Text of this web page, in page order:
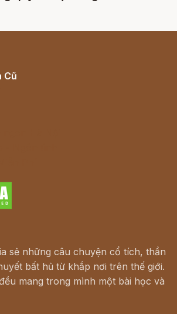
Cũ
sẻ những câu chuyện cổ tích, thần
bất hủ từ khắp nơi trên thế giới.
mang trong mình một bài học và